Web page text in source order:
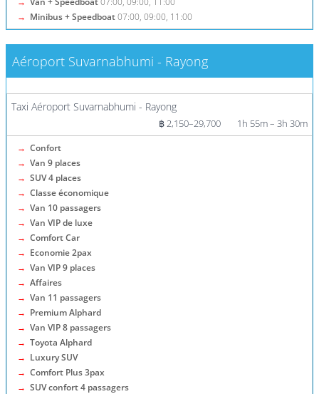
→ Minibus + Speedboat07:00, 09:00, 11:00
Aéroport Suvarnabhumi - Rayong
Plus d'informations / Billets
Taxi Aéroport Suvarnabhumi - Rayong
฿ 2,150–29,700 1h 55m – 3h 30m
→ Confort
→ Van 9 places
→ SUV 4 places
→ Classe économique
→ Van 10 passagers
→ Van VIP de luxe
→ Comfort Car
→ Economie 2pax
→ Van VIP 9 places
→ Affaires
→ Van 11 passagers
→ Premium Alphard
→ Van VIP 8 passagers
→ Toyota Alphard
→ Luxury SUV
→ Comfort Plus 3pax
→ SUV confort 4 passagers